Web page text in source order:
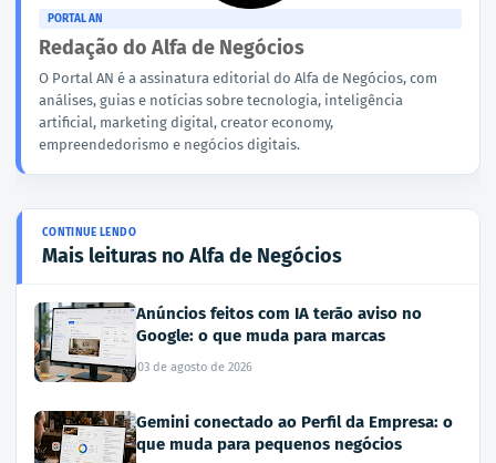
PORTAL AN
Redação do Alfa de Negócios
O Portal AN é a assinatura editorial do Alfa de Negócios, com
análises, guias e notícias sobre tecnologia, inteligência
artificial, marketing digital, creator economy,
empreendedorismo e negócios digitais.
Mais leituras no Alfa de Negócios
Anúncios feitos com IA terão aviso no
Google: o que muda para marcas
03 de agosto de 2026
Gemini conectado ao Perfil da Empresa: o
que muda para pequenos negócios